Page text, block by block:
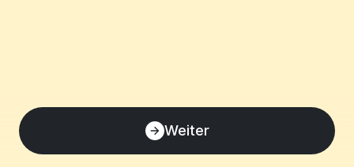
Weiter